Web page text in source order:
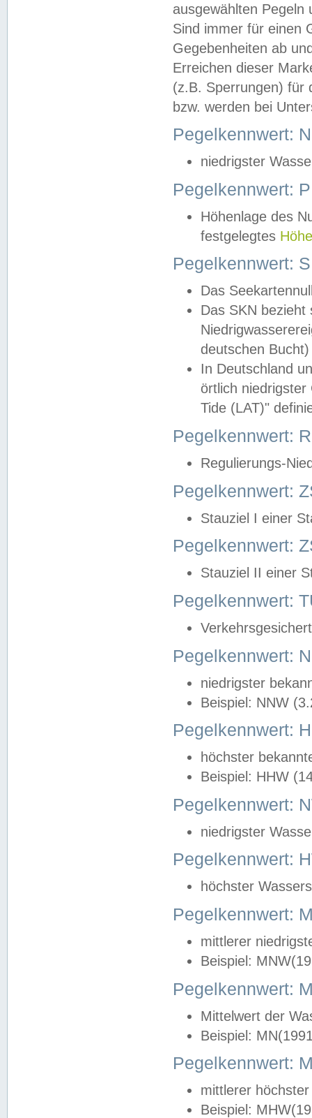
ausgewählten
Sind immer für einen
Gegebenheiten ab
Erreichen dieser
(z.B. Sperrungen) für
bzw. werden bei
Pegelkennwert:
niedrigster
Pegelkennwert:
Höhenlage des
festgelegtes
Pegelkennwert:
Das
Das SKN
deutschen
In Deutschland
örtlich
Tide (LAT)"
Pegelkennwert:
Regulierungs-
Pegelkennwert:
Stauziel I einer
Pegelkennwert:
Stauziel II einer
Pegelkennwert:
Pegelkennwert:
niedrigster
Beispiel: NNW
Pegelkennwert:
höchster
Beispiel: HHW
Pegelkennwert:
niedrigster
Pegelkennwert:
höchster
Pegelkennwert:
mittlerer
Beispiel:
Pegelkennwert:
Mittelwert der
Beispiel:
Pegelkennwert:
mittlerer
Beispiel: